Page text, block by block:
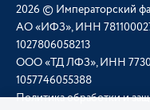
2026 © Императорский
АО «ИФЗ», ИНН
1027806058213
ООО «ТД ЛФЗ», ИНН
1057746055388
Политика обработки и